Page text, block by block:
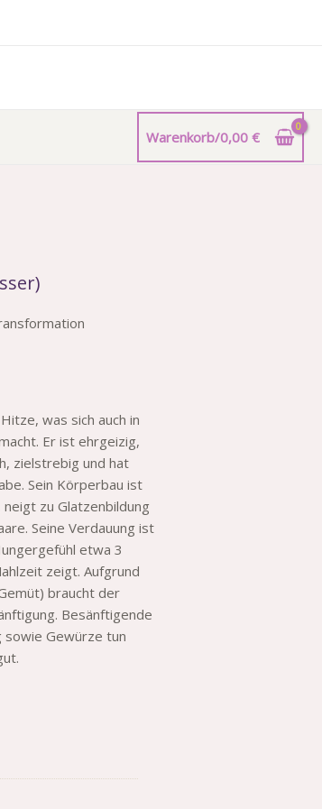
Warenkorb/0,00€
was sich auch in
Er ist ehrgeizig,
zielstrebig und hat
Sein Körperbau ist
zu Glatzenbildung
Seine Verdauung ist
etwa 3
zeigt. Aufgrund
braucht der
Besänftigende
sowie Gewürze tun